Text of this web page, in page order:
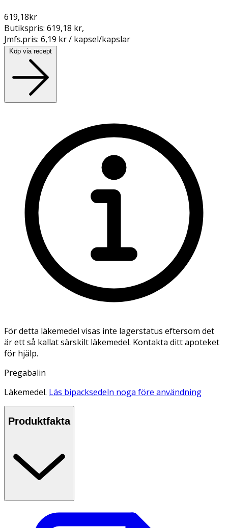
619,18kr
Butikspris: 619,18 kr,
Jmfs.pris: 6,19 kr / kapsel/kapslar
Köp via recept
För detta läkemedel visas inte lagerstatus eftersom det
är ett så kallat särskilt läkemedel. Kontakta ditt apoteket
för hjälp.
Pregabalin
Läkemedel. Läs bipacksedeln noga före användning
Produktfakta